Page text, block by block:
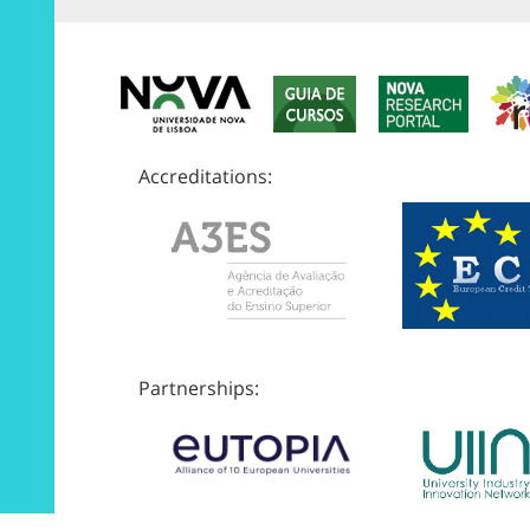
Accreditations:
Partnerships: